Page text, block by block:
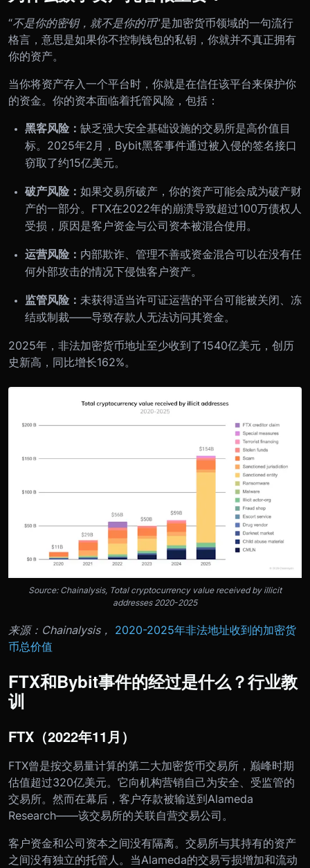
“不是你的密钥，就不是你的币”是加密货币领域的一句流行
格言，意思是如果你不控制钱包的私钥，你就并不真正拥有
你的资产。
当你将资产存入一个平台时，你就是在信任该平台来保护你
的资金。你的资本面临着托管风险，包括：
黑客风险： 缺乏强大安全基础设施的交易所是高价值目
标。2025年2月，Bybit黑客事件通过被入侵的签名接口
窃取了约15亿美元。
破产风险： 如果交易所破产，你的资产可能会成为破产财
产的一部分。FTX在2022年的崩溃导致超过100万债权人
受损，原因是客户资金与公司资本被混合使用。
运营风险： 内部欺诈、管理不善或资金混合可以在没有任
何外部攻击的情况下侵蚀客户资产。
监管风险： 未获得适当许可证运营的平台可能被关闭、冻
结或制裁——导致存款人无法访问其资金。
2025年，非法加密货币地址至少收到了1540亿美元，创历
史新高，同比增长162%。
Source: Chainalysis, Total cryptocurrency value received by illicit
addresses 2020-2025
来源：Chainalysis， 2020-2025年非法地址收到的加密货
币总价值
FTX和Bybit事件的经过是什么？行业教
训
FTX（2022年11月）
FTX曾是按交易量计算的第二大加密货币交易所，巅峰时期
估值超过320亿美元。它向机构营销自己为安全、受监管的
交易所。然而在幕后，客户存款被输送到Alameda
Research——该交易所的关联自营交易公司。
客户资金和公司资本之间没有隔离。交易所与其持有的资产
之间没有独立的托管人。当Alameda的交易亏损增加和流动